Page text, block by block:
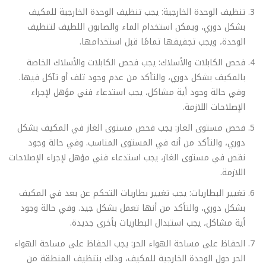
تنظيف الوحدة الخارجية: يجب تنظيف الوحدة الخارجية للمكيف
بشكل دوري، ويمكن استخدام الماء والصابون اللطيف لتنظيف
الوحدة، ويجب تجفيفها تمامًا قبل استخدامها.
فحص الكابلات والأسلاك: يجب فحص الكابلات والأسلاك الخاصة
بالمكيف بشكل دوري، والتأكد من عدم وجود تلف أو تآكل فيها.
وفي حالة وجود أية مشاكل، يجب استدعاء فني مؤهل لإجراء
الإصلاحات اللازمة.
فحص مستوى الغاز: يجب فحص مستوى الغاز في المكيف بشكل
دوري، والتأكد من أنه في المستوى المناسب. وفي حالة وجود
نقص في مستوى الغاز، يجب استدعاء فني مؤهل لإجراء الإصلاحات
اللازمة.
تغيير البطاريات: يجب تغيير بطاريات التحكم عن بعد في المكيف
بشكل دوري، والتأكد من أنها تعمل بشكل جيد. وفي حالة وجود
أية مشاكل، يجب استبدال البطاريات بأخرى جديدة.
الحفاظ على مساحة الهواء الحر: يجب الحفاظ على مساحة الهواء
الحر حول الوحدة الخارجية للمكيف، وذلك بتنظيف المنطقة من